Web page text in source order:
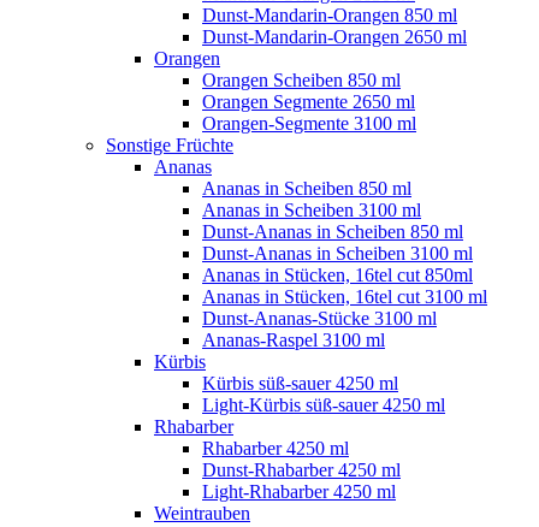
Dunst-Mandarin-Orangen 850 ml
Dunst-Mandarin-Orangen 2650 ml
Orangen
Orangen Scheiben 850 ml
Orangen Segmente 2650 ml
Orangen-Segmente 3100 ml
Sonstige Früchte
Ananas
Ananas in Scheiben 850 ml
Ananas in Scheiben 3100 ml
Dunst-Ananas in Scheiben 850 ml
Dunst-Ananas in Scheiben 3100 ml
Ananas in Stücken, 16tel cut 850ml
Ananas in Stücken, 16tel cut 3100 ml
Dunst-Ananas-Stücke 3100 ml
Ananas-Raspel 3100 ml
Kürbis
Kürbis süß-sauer 4250 ml
Light-Kürbis süß-sauer 4250 ml
Rhabarber
Rhabarber 4250 ml
Dunst-Rhabarber 4250 ml
Light-Rhabarber 4250 ml
Weintrauben